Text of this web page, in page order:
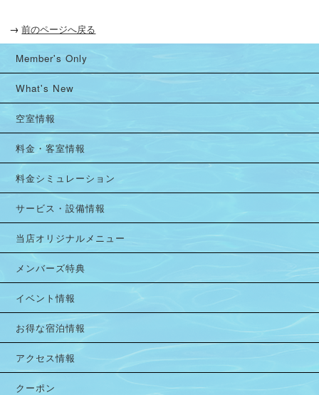
→ 前のページへ戻る
Member's Only
What's New
空室情報
料金・客室情報
料金シミュレーション
サービス・設備情報
当店オリジナルメニュー
メンバーズ特典
イベント情報
お得な宿泊情報
アクセス情報
クーポン